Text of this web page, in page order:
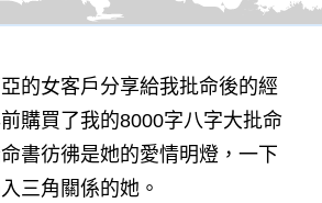
的女客戶分享給我批命後的經
購買了我的8000字八字大批命
書彷彿是她的愛情明燈，一下
三角關係的她。